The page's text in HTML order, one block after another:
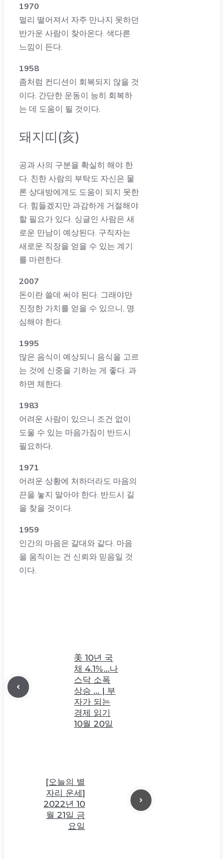
1970
멀리 떨어져서 자주 만나지 못하던
반가운 사람이 찾아온다. 색다른
느낌이 든다.
1958
좀처럼 컨디션이 회복되지 않을 것
이다. 간단한 운동이 능히 회복하
는 데 도움이 될 것이다.
돼지띠(亥)
공과 사의 구분을 확실히 해야 한
다. 친한 사람의 부탁도 자신은 물
론 상대방에게도 도움이 되지 못한
다. 힘들겠지만 과감하게 거절해야
할 필요가 있다. 싱글인 사람은 새
로운 만남이 예상된다. 구직자는
새로운 직장을 얻을 수 있는 계기
를 마련한다.
2007
돈이란 쓸데 써야 된다. 그래야만
진정한 가치를 얻을 수 있으니, 명
심해야 한다.
1995
많은 음식이 예상되니 음식을 고르
는 것에 신중을 기하는 게 좋다. 과
하면 체한다.
1983
어려운 사람이 있으니 조건 없이
도울 수 있는 마음가짐이 반드시
필요하다.
1971
어려운 상황에 처하더라도 마음의
끈을 놓지 말아야 한다. 반드시 길
을 찾을 것이다.
1959
인간의 마음은 갈대와 같다. 마음
을 움직이는 건 신뢰와 믿음일 것
이다.
美 10년 국
채 4.1%…나
스닥 소폭
상승 … | 부
자가 되는
경제 읽기
10월 20일
[오늘의 별
자리 운세]
2022년 10
월 21일 금
요일